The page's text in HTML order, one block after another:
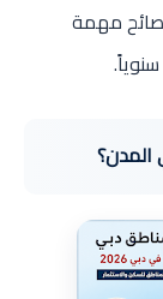
نصائح مهمة
المدن؟